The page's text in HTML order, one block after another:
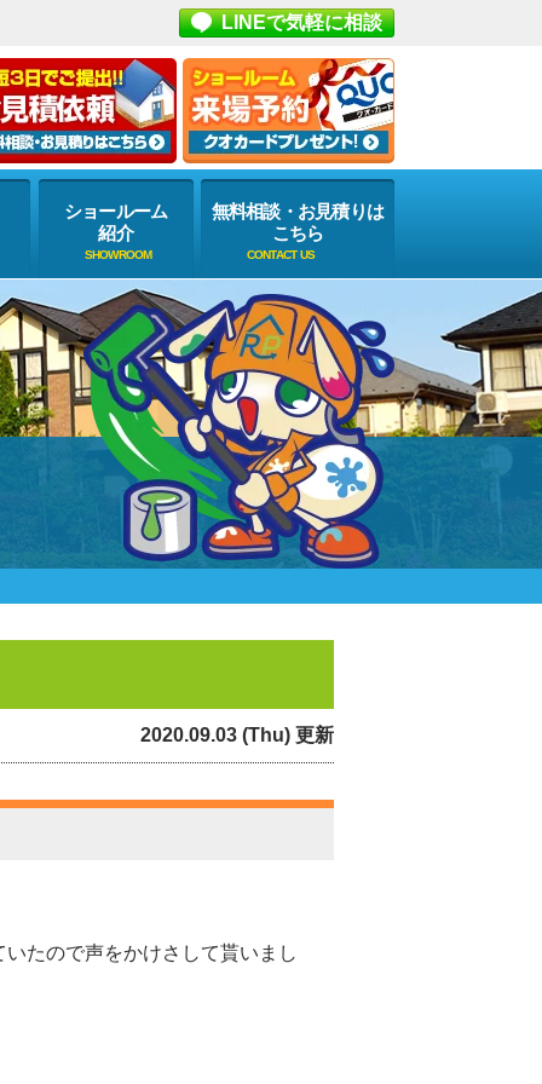
LINEで気軽に相談
ショールーム
紹介
無料相談・お見積りは
こちら
2020.09.03 (Thu) 更新
たので声をかけさして貰いまし